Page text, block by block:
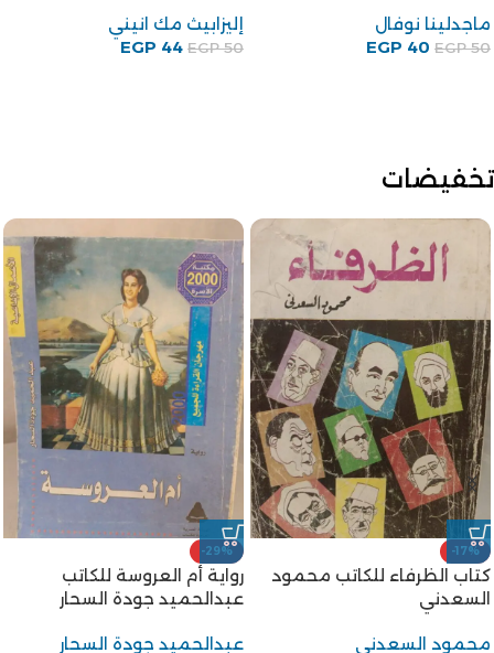
EGP50
EGP39
محمد توفيق غنيم
تخفيضات
-18%
تجليات مصرية جولات في
القاهرة القديمة للكاتب جمال
الغيطاني
-20%
الخروج من الجنة للكاتب توفيق
الحكيم
توفيق الحكيم